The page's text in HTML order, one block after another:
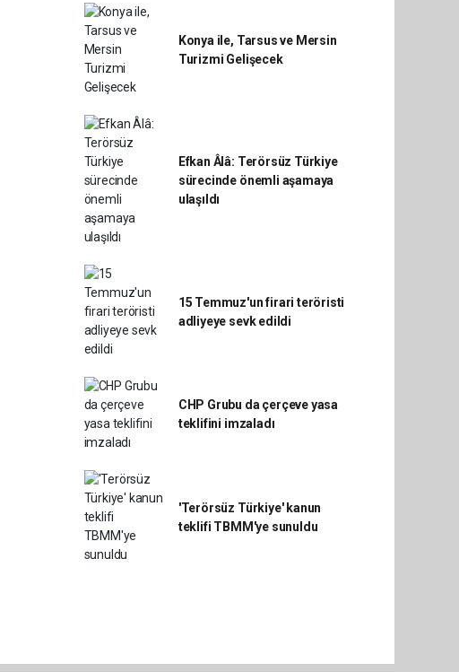
Konya ile, Tarsus ve Mersin
Turizmi Gelişecek
Efkan Âlâ: Terörsüz Türkiye
sürecinde önemli aşamaya
ulaşıldı
15 Temmuz'un firari teröristi
adliyeye sevk edildi
CHP Grubu da çerçeve yasa
teklifini imzaladı
'Terörsüz Türkiye' kanun
teklifi TBMM'ye sunuldu